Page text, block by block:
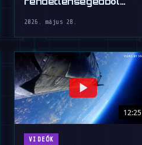
2026. május 28.
12:25
VIDEÓK